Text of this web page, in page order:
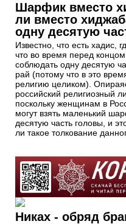
Шарфик вместо
ли вместо
одну десятую
Известно, что есть хадис,
что во время перед
соблюдать одну десятую
рай (потому что в это
религию целиком).
российский религиозный
поскольку женщинам в
могут взять маленький
десятую часть головы, и
ли такое толкование
Никах - обряд